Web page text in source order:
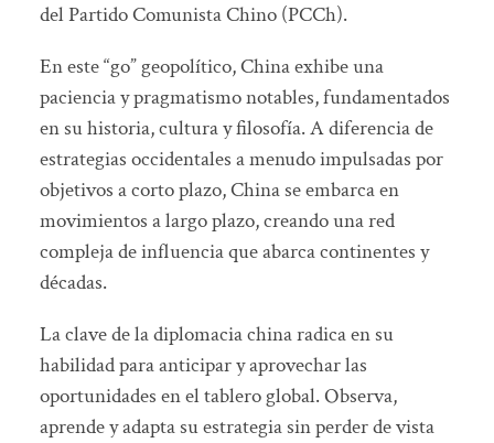
del Partido Comunista Chino (PCCh).
En este “go” geopolítico, China exhibe una
paciencia y pragmatismo notables, fundamentados
en su historia, cultura y filosofía. A diferencia de
estrategias occidentales a menudo impulsadas por
objetivos a corto plazo, China se embarca en
movimientos a largo plazo, creando una red
compleja de influencia que abarca continentes y
décadas.
La clave de la diplomacia china radica en su
habilidad para anticipar y aprovechar las
oportunidades en el tablero global. Observa,
aprende y adapta su estrategia sin perder de vista